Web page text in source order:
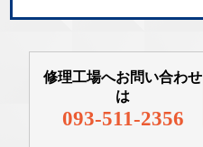
修理工場へお問い合わせ
は
093-511-2356